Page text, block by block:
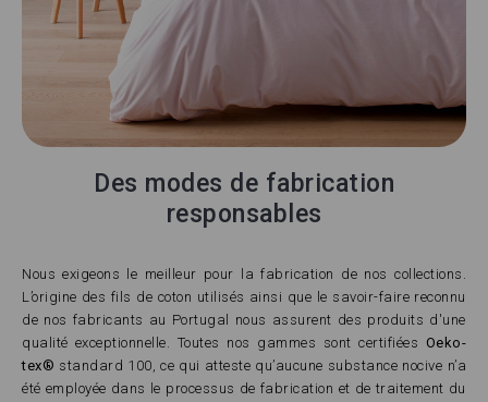
Des modes de fabrication
responsables
Nous exigeons le meilleur pour la fabrication de nos collections.
L’origine des fils de coton utilisés ainsi que le savoir-faire reconnu
de nos fabricants au Portugal nous assurent des produits d'une
qualité exceptionnelle. Toutes nos gammes sont certifiées Oeko-
tex® standard 100, ce qui atteste qu’aucune substance nocive n’a
été employée dans le processus de fabrication et de traitement du